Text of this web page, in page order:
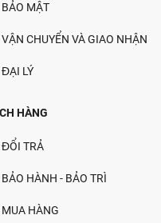
MẬT
CHUYỂN VÀ GIAO NHẬN
LÝ
HÀNG
ĐỔI TRẢ
HÀNH - BẢO TRÌ
HÀNG